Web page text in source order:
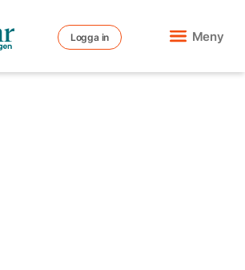
Logga in Meny